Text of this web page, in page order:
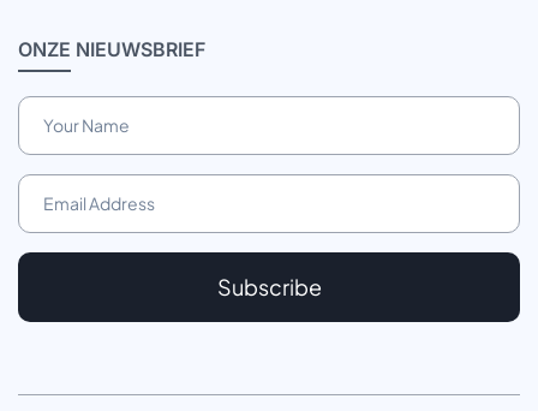
ONZE NIEUWSBRIEF
Subscribe